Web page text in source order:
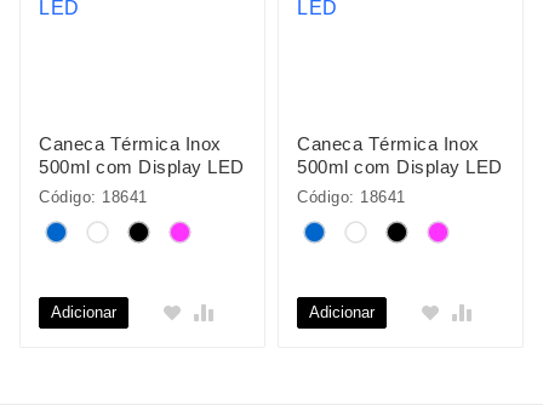
Caneca Térmica Inox
500ml com Display LED
Código: 18641
Adicionar
Caneca Térmica Inox
500ml com Display LED
Código: 18641
Adicionar